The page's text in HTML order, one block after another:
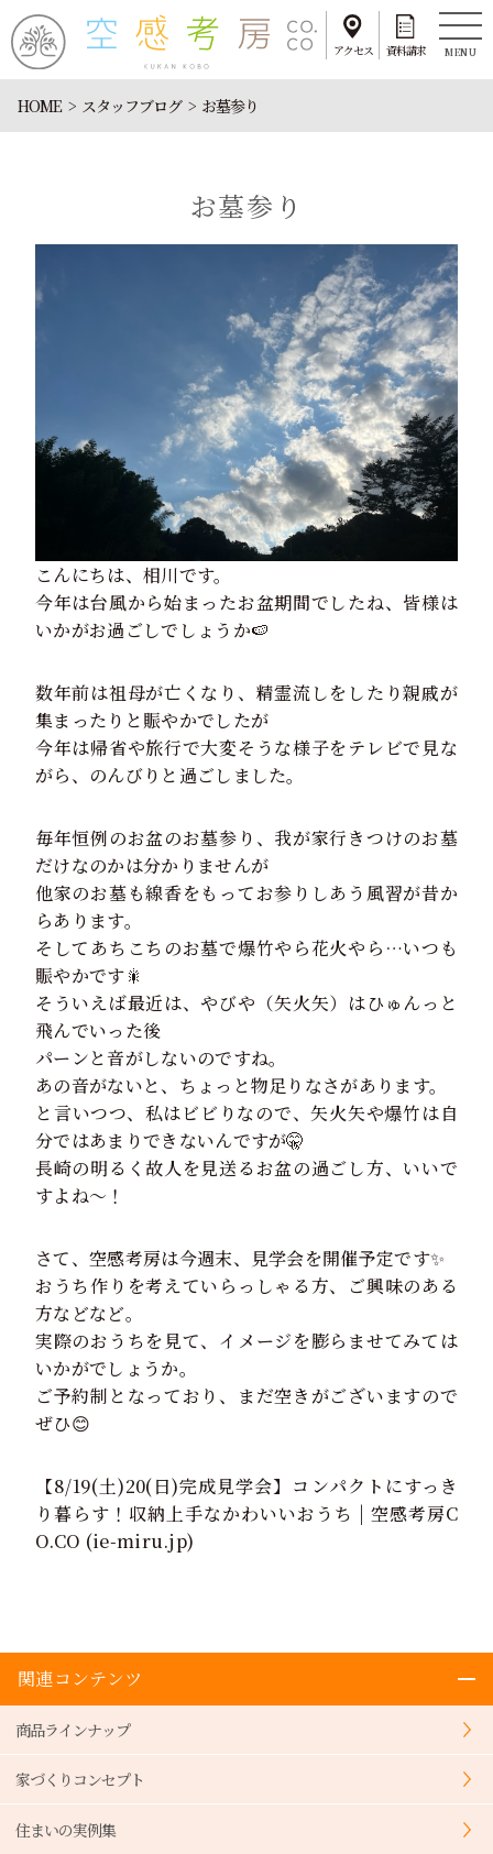
アクセス 資料請求 MENU
HOME スタッフブログ お墓参り
お墓参り
こんにちは、相川です。
今年は台風から始まったお盆期間でしたね、皆様は
いかがお過ごしでしょうか🍉
数年前は祖母が亡くなり、精霊流しをしたり親戚が
集まったりと賑やかでしたが
今年は帰省や旅行で大変そうな様子をテレビで見な
がら、のんびりと過ごしました。
毎年恒例のお盆のお墓参り、我が家行きつけのお墓
だけなのかは分かりませんが
他家のお墓も線香をもってお参りしあう風習が昔か
らあります。
そしてあちこちのお墓で爆竹やら花火やら…いつも
賑やかです🎇
そういえば最近は、やびや（矢火矢）はひゅんっと
飛んでいった後
パーンと音がしないのですね。
あの音がないと、ちょっと物足りなさがあります。
と言いつつ、私はビビりなので、矢火矢や爆竹は自
分ではあまりできないんですが🤫
長崎の明るく故人を見送るお盆の過ごし方、いいで
すよね～！
さて、空感考房は今週末、見学会を開催予定です✨
おうち作りを考えていらっしゃる方、ご興味のある
方などなど。
実際のおうちを見て、イメージを膨らませてみては
いかがでしょうか。
ご予約制となっており、まだ空きがございますので
ぜひ😊
【8/19(土)20(日)完成見学会】コンパクトにすっき
り暮らす！収納上手なかわいいおうち | 空感考房C
O.CO (ie-miru.jp)
関連コンテンツ
商品ラインナップ
家づくりコンセプト
住まいの実例集